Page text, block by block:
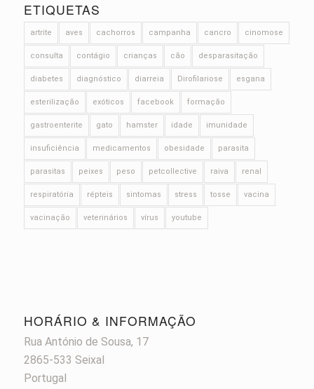
ETIQUETAS
artrite aves cachorros campanha cancro cinomose
consulta contágio crianças cão desparasitação
diabetes diagnóstico diarreia Dirofilariose esgana
esterilização exóticos facebook formação
gastroenterite gato hamster idade imunidade
insuficiência medicamentos obesidade parasita
parasitas peixes peso petcollective raiva renal
respiratória répteis sintomas stress tosse vacina
vacinação veterinários vírus youtube
HORÁRIO & INFORMAÇÃO
Rua António de Sousa, 17
2865-533 Seixal
Portugal